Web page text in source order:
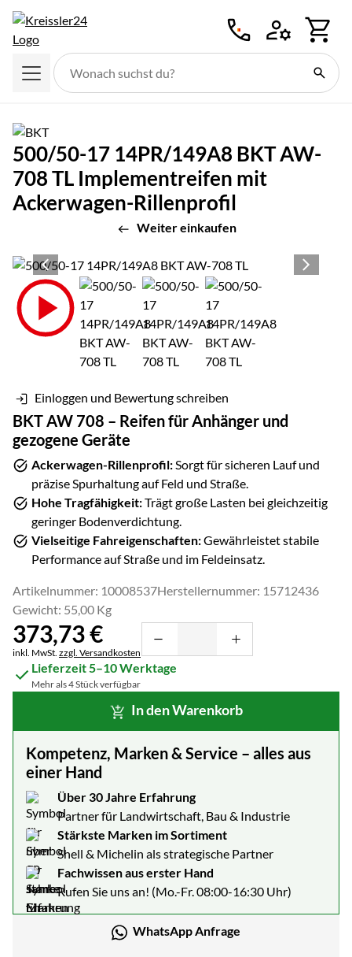
500/50-17 14PR/149A8 BKT AW-
708 TL Implementreifen mit
Ackerwagen-Rillenprofil
Weiter einkaufen
Produktgalerie
Zur Kaufbox springen
Einloggen und Bewertung schreiben
BKT AW 708 – Reifen für Anhänger und
gezogene Geräte
Ackerwagen-Rillenprofil:Sorgt für sicheren Lauf und
präzise Spurhaltung auf Feld und Straße.
Hohe Tragfähigkeit:Trägt große Lasten bei gleichzeitig
geringer Bodenverdichtung.
Vielseitige Fahreigenschaften:Gewährleistet stabile
Performance auf Straße und im Feldeinsatz.
Artikelnummer: 10008537Herstellernummer: 15712436
Gewicht: 55,00 Kg
373,73€
Steuerhinweis:
inkl. MwSt. zzgl. Versandkosten
Lieferzeit 5–10 Werktage
Mehr als 4 Stück verfügbar
In den Warenkorb
Kompetenz, Marken & Service – alles aus
einer Hand
Über 30 Jahre Erfahrung
Partner für Landwirtschaft, Bau & Industrie
Stärkste Marken im Sortiment
Shell & Michelin als strategische Partner
Fachwissen aus erster Hand
Rufen Sie uns an! (Mo.-Fr. 08:00-16:30 Uhr)
WhatsApp Anfrage